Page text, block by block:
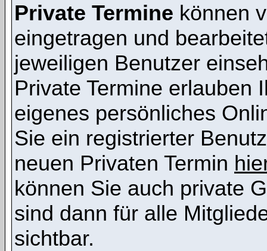
Private Termine können
eingetragen und
jeweiligen Benutzer
Private Termine erlauben
eigenes persönliches
Sie ein registrierter
neuen Privaten Termin
können Sie auch private
sind dann für alle
sichtbar.